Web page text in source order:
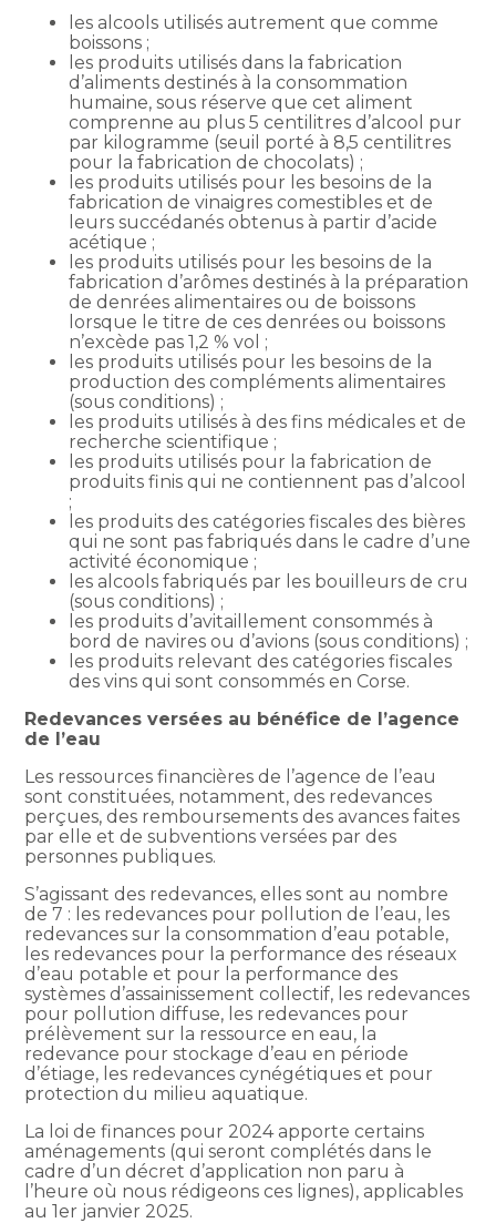
les alcools utilisés autrement que comme
boissons ;
les produits utilisés dans la fabrication
d’aliments destinés à la consommation
humaine, sous réserve que cet aliment
comprenne au plus 5 centilitres d’alcool pur
par kilogramme (seuil porté à 8,5 centilitres
pour la fabrication de chocolats) ;
les produits utilisés pour les besoins de la
fabrication de vinaigres comestibles et de
leurs succédanés obtenus à partir d’acide
acétique ;
les produits utilisés pour les besoins de la
fabrication d’arômes destinés à la préparation
de denrées alimentaires ou de boissons
lorsque le titre de ces denrées ou boissons
n’excède pas 1,2 % vol ;
les produits utilisés pour les besoins de la
production des compléments alimentaires
(sous conditions) ;
les produits utilisés à des fins médicales et de
recherche scientifique ;
les produits utilisés pour la fabrication de
produits finis qui ne contiennent pas d’alcool
;
les produits des catégories fiscales des bières
qui ne sont pas fabriqués dans le cadre d’une
activité économique ;
les alcools fabriqués par les bouilleurs de cru
(sous conditions) ;
les produits d’avitaillement consommés à
bord de navires ou d’avions (sous conditions) ;
les produits relevant des catégories fiscales
des vins qui sont consommés en Corse.
Redevances versées au bénéfice de l’agence
de l’eau
Les ressources financières de l’agence de l’eau
sont constituées, notamment, des redevances
perçues, des remboursements des avances faites
par elle et de subventions versées par des
personnes publiques.
S’agissant des redevances, elles sont au nombre
de 7 : les redevances pour pollution de l’eau, les
redevances sur la consommation d’eau potable,
les redevances pour la performance des réseaux
d’eau potable et pour la performance des
systèmes d’assainissement collectif, les redevances
pour pollution diffuse, les redevances pour
prélèvement sur la ressource en eau, la
redevance pour stockage d’eau en période
d’étiage, les redevances cynégétiques et pour
protection du milieu aquatique.
La loi de finances pour 2024 apporte certains
aménagements (qui seront complétés dans le
cadre d’un décret d’application non paru à
l’heure où nous rédigeons ces lignes), applicables
au 1er janvier 2025.